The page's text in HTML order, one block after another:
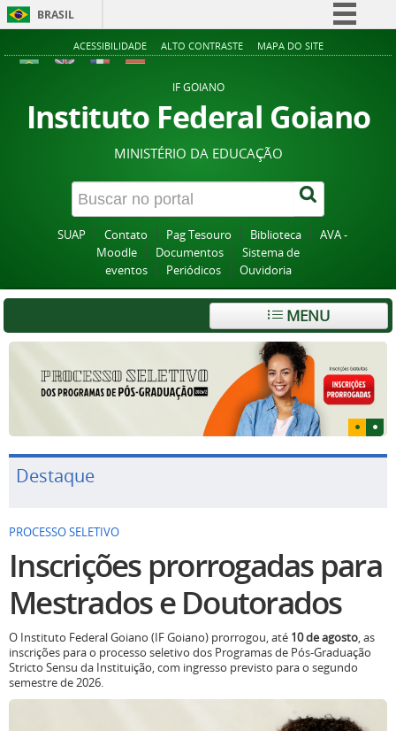
BRASIL
Simplifique!
Acesso à informação
Legislação
Canais
ACESSIBILIDADE ALTO CONTRASTE MAPA DO SITE
IF GOIANO
Instituto Federal Goiano
MINISTÉRIO DA EDUCAÇÃO
SUAP Contato Pag Tesouro Biblioteca
AVA -
Moodle
Documentos
Sistema de
eventos
Periódicos Ouvidoria
MENU
Destaque
PROCESSO SELETIVO
Inscrições prorrogadas para
Mestrados e Doutorados
O Instituto Federal Goiano (IF Goiano) prorrogou, até 10 de agosto, as
inscrições para o processo seletivo dos Programas de Pós-Graduação
Stricto Sensu da Instituição, com ingresso previsto para o segundo
semestre de 2026.